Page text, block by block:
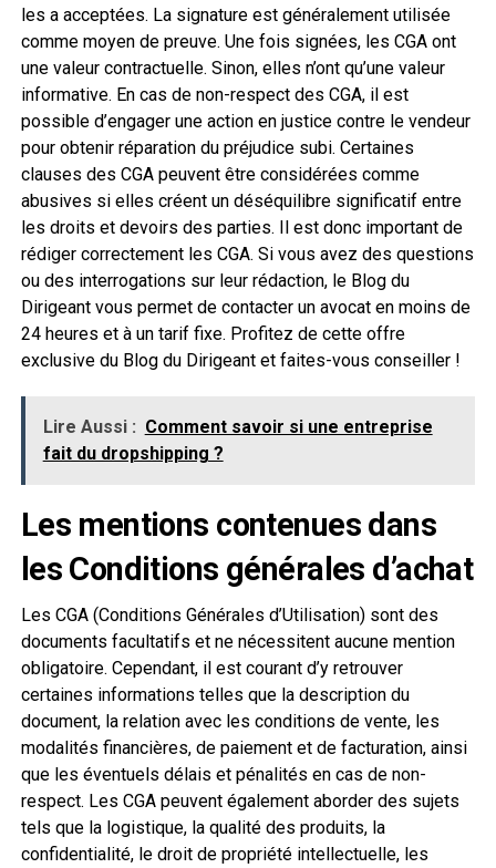
les a acceptées. La signature est généralement utilisée
comme moyen de preuve. Une fois signées, les CGA ont
une valeur contractuelle. Sinon, elles n’ont qu’une valeur
informative. En cas de non-respect des CGA, il est
possible d’engager une action en justice contre le vendeur
pour obtenir réparation du préjudice subi. Certaines
clauses des CGA peuvent être considérées comme
abusives si elles créent un déséquilibre significatif entre
les droits et devoirs des parties. Il est donc important de
rédiger correctement les CGA. Si vous avez des questions
ou des interrogations sur leur rédaction, le Blog du
Dirigeant vous permet de contacter un avocat en moins de
24 heures et à un tarif fixe. Profitez de cette offre
exclusive du Blog du Dirigeant et faites-vous conseiller !
Lire Aussi : Comment savoir si une entreprise
fait du dropshipping ?
Les mentions contenues dans
les Conditions générales d’achat
Les CGA (Conditions Générales d’Utilisation) sont des
documents facultatifs et ne nécessitent aucune mention
obligatoire. Cependant, il est courant d’y retrouver
certaines informations telles que la description du
document, la relation avec les conditions de vente, les
modalités financières, de paiement et de facturation, ainsi
que les éventuels délais et pénalités en cas de non-
respect. Les CGA peuvent également aborder des sujets
tels que la logistique, la qualité des produits, la
confidentialité, le droit de propriété intellectuelle, les